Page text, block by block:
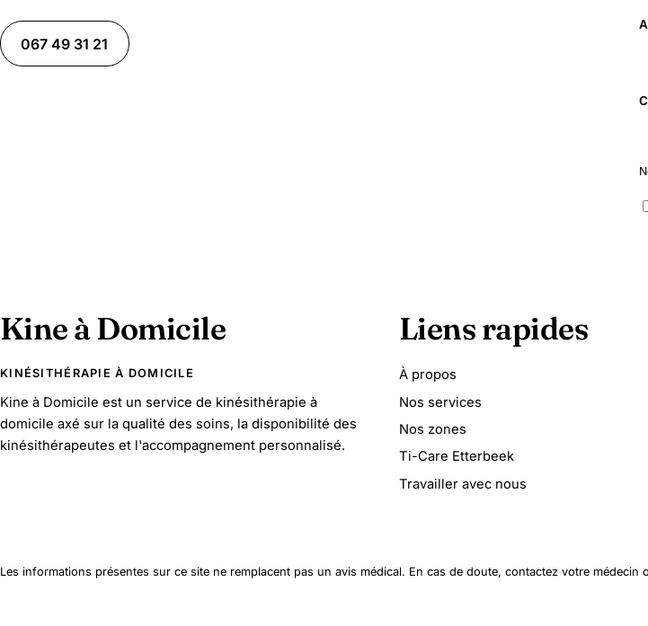
067 49 31 21
Kine à Domicile
KINÉSITHÉRAPIE À DOMICILE
Kine à Domicile est un service de kinésithérapie à
domicile axé sur la qualité des soins, la disponibilité des
kinésithérapeutes et l'accompagnement personnalisé.
Liens rapides
À propos
Nos services
Nos zones
Ti-Care Etterbeek
Travailler avec nous
Les informations présentes sur ce site ne remplacent pas un avis médical. En cas de doute, contactez votre médecin